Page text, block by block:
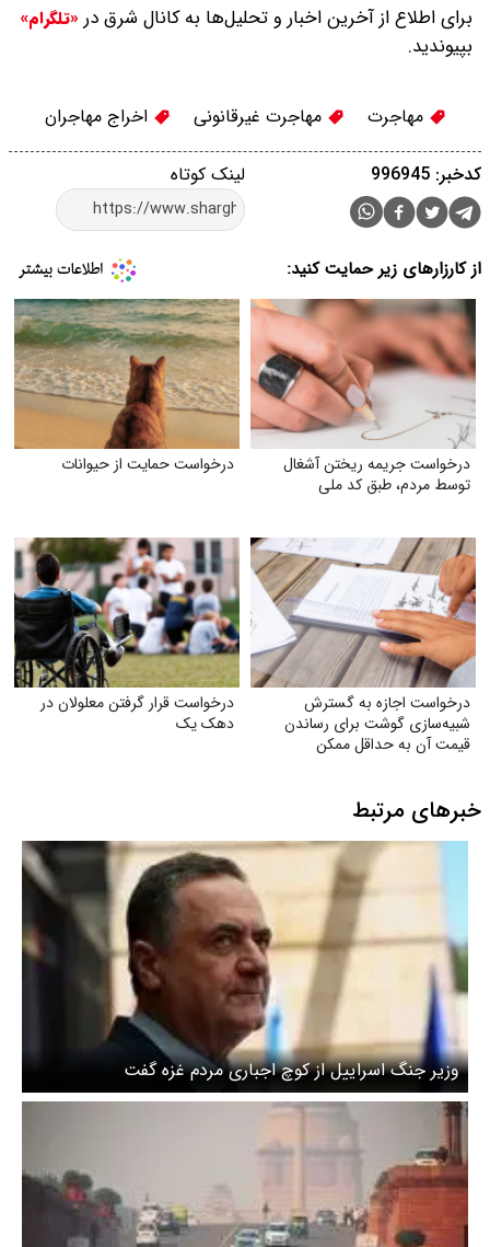
برای اطلاع از آخرین اخبار و تحلیل‌ها به کانال شرق در «تلگرام»
بپیوندید.
مهاجرت مهاجرت غیرقانونی اخراج مهاجران
لینک کوتاه کدخبر: 996945
از کارزارهای زیر حمایت کنید:
درخواست جریمه ریختن آشغال
توسط مردم، طبق کد ملی
درخواست حمایت از حیوانات
درخواست اجازه به گسترش
شبیه‌سازی گوشت برای رساندن
قیمت آن به حداقل ممکن
درخواست قرار گرفتن معلولان در
دهک یک
خبرهای مرتبط
وزیر جنگ اسراییل از کوچ اجباری مردم غزه گفت